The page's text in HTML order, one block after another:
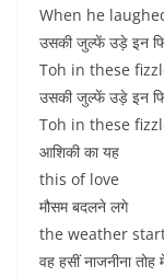
When he
उसकी जुल्फें उड़े इन
Toh in these
उसकी जुल्फें उड़े इन
Toh in these
आशिकी का यह
this of love
मौसम बदलने लगे
the weather
वह हसीं नाजनीना तोह